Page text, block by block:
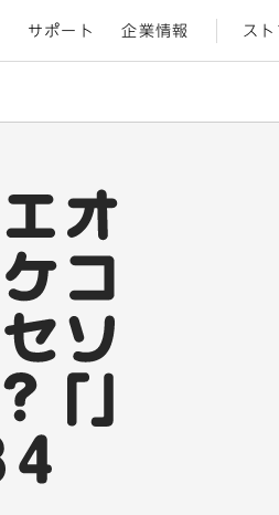
サポート 企業情報 スト